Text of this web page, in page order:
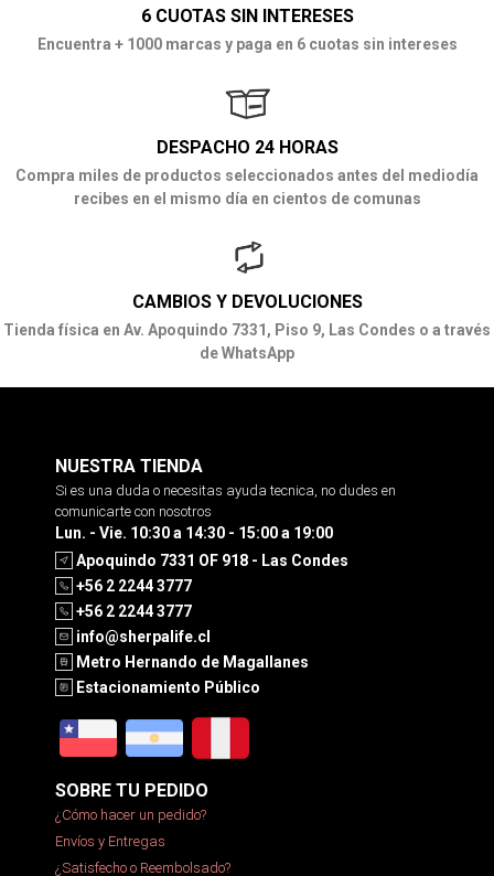
6 CUOTAS SIN INTERESES
Encuentra + 1000 marcas y paga en 6 cuotas sin intereses
DESPACHO 24 HORAS
Compra miles de productos seleccionados antes del mediodía
recibes en el mismo día en cientos de comunas
CAMBIOS Y DEVOLUCIONES
Tienda física en Av. Apoquindo 7331, Piso 9, Las Condes o a través
de WhatsApp
NUESTRA TIENDA
Si es una duda o necesitas ayuda tecnica, no dudes en
comunicarte con nosotros
Lun. - Vie. 10:30 a 14:30 - 15:00 a 19:00
Apoquindo 7331 OF 918 - Las Condes
+56 2 2244 3777
+56 2 2244 3777
info@sherpalife.cl
Metro Hernando de Magallanes
Estacionamiento Público
SOBRE TU PEDIDO
¿Cómo hacer un pedido?
Envíos y Entregas
¿Satisfecho o Reembolsado?